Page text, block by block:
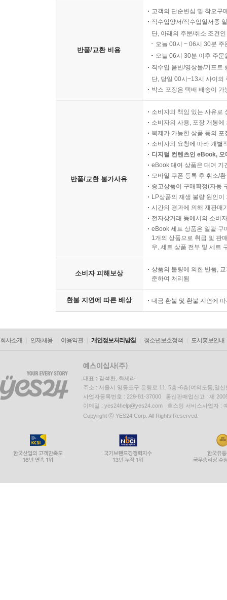
반품/교환 비용
고객의 단순변심 및 착오구
직수입양서/직수입일서중
단, 아래의 주문/취소 조건
오늘 00시 ~ 06시 30분
오늘 06시 30분 이후 주
직수입 음반/영상물/기프트
단, 당일 00시~13시 사이의
박스 포장은 택배 배송이
반품/교환 불가사유
소비자의 책임 있는 사유로
소비자의 사용, 포장 개봉
복제가 가능한 상품 등의
소비자의 요청에 따라 개별
디지털 컨텐츠인 eBook,
eBook 대여 상품은 대여 기
모바일 쿠폰 등록 후 취소/
중고상품이 구매확정(자동
LP상품의 재생 불량 원인
시간의 경과에 의해 재판매
전자상거래 등에서의 소비
eBook 세트 상품은 일괄 구
1개의 상품으로 취급 및 판
우, 세트 상품 전부 및 세트
소비자 피해보상
상품의 불량에 의한 반품,
준하여 처리됨
환불 지연에 따른 배상 대금 환불 및 환불 지연에
회사소개 인재채용 이용약관 개인정보처리방침 청소년보호정책 도서홍보안내
대표 : 김석환, 최세라
주소 : 서울시 영등포구 은행로 11, 5층~6층(여의도동,일신
사업자등록번호 : 229-81-37000 통신판매업신고 : 제
이메일 : yes24help@yes24.com 호스팅 서비스사업자 :
Copyright ⓒ YES24 Corp. All Rights Reserved.